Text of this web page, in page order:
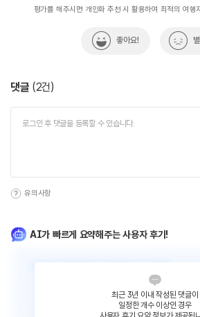
평가를 해주시면 개인화 추천 시 활용하여 최적의 여행
좋아요!
댓글 (2건)
유의사항
AI가 빠르게 요약해주는 사용자 후기!
최근 3년 이내 작성된 댓글이
일정한 개수 이상인 경우